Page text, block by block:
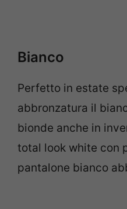
Bianco
Perfetto in estate
abbronzatura il
bionde anche in
total look white con
pantalone bianco